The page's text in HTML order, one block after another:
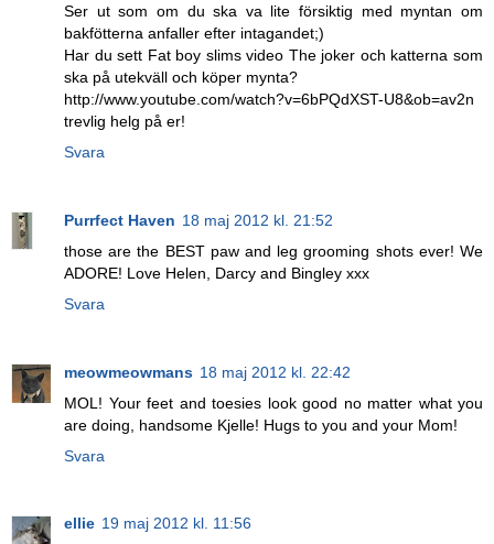
Ser ut som om du ska va lite försiktig med myntan om
bakfötterna anfaller efter intagandet;)
Har du sett Fat boy slims video The joker och katterna som
ska på utekväll och köper mynta?
http://www.youtube.com/watch?v=6bPQdXST-U8&ob=av2n
trevlig helg på er!
Svara
Purrfect Haven 18 maj 2012 kl. 21:52
those are the BEST paw and leg grooming shots ever! We
ADORE! Love Helen, Darcy and Bingley xxx
Svara
meowmeowmans 18 maj 2012 kl. 22:42
MOL! Your feet and toesies look good no matter what you
are doing, handsome Kjelle! Hugs to you and your Mom!
Svara
ellie 19 maj 2012 kl. 11:56